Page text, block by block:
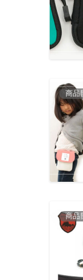
商品
商品